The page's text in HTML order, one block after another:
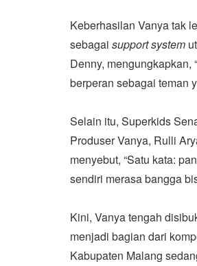
Keberhasilan Vanya tak
sebagai support system
Denny, mengungkapkan,
berperan sebagai teman
Selain itu, Superkids
Produser Vanya, Rulli
menyebut, “Satu kata:
sendiri merasa bangga
Kini, Vanya tengah
menjadi bagian dari
Kabupaten Malang